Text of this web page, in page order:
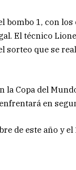
1, con los
El técnico
sorteo que se
Copa del
en
de este año y el